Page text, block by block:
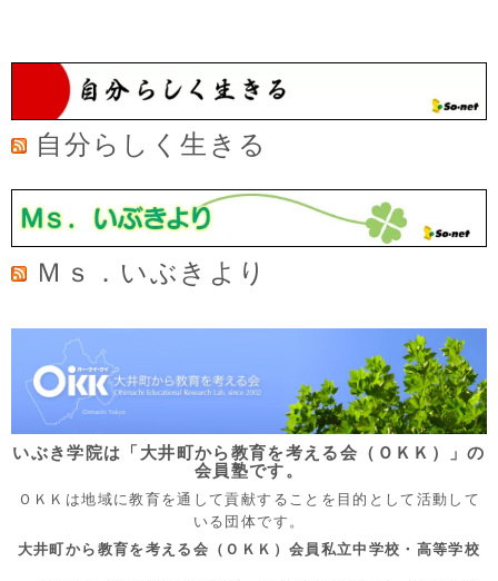
自分らしく生きる
Ｍｓ．いぶきより
いぶき学院は「大井町から教育を考える会（ＯＫＫ）」の
会員塾です。
ＯＫＫは地域に教育を通して貢献することを目的として活動して
いる団体です。
大井町から教育を考える会（ＯＫＫ）会員私立中学校・高等学校